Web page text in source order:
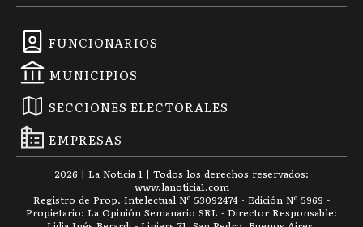
FUNCIONARIOS
MUNICIPIOS
SECCIONES ELECTORALES
EMPRESAS
2026 | La Noticia 1 | Todos los derechos reservados:
www.lanoticia1.com
Registro de Prop. Intelectual Nº 53092474 · Edición Nº 5969 -
Propietario: La Opinión Semanario SRL - Director Responsable: